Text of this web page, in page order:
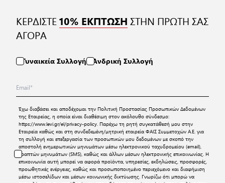
ΚΕΡΔΙΣΤΕ10% ΕΚΠΤΩΣΗ ΣΤΗΝ ΠΡΩΤΗ ΣΑΣ
ΑΓΟΡΑ
Γυναικεία Συλλογή Ανδρική Συλλογή
Έχω διαβάσει και αποδέχομαι την Πολιτική Προστασίας Προσωπικών Δεδομένων
της Εταιρείας, η οποία είναι διαθέσιμη στον ακόλουθο σύνδεσμο:
https://www.levi.gr/el/privacy-policy. Παρέχω τη ρητή συγκατάθεσή μου στην
Εταιρεία καθώς και στη συνδεδεμένη/μητρική εταιρεία ΦΑΙΣ Συμμετοχών Α.Ε. για
τη συλλογή και επεξεργασία των προσωπικών μου δεδομένων με σκοπό την
αποστολή ενημερωτικών μηνυμάτων μέσω ηλεκτρονικού ταχυδρομείου (email),
γραπτών μηνυμάτων (SMS), καθώς και άλλων μέσων ηλεκτρονικής επικοινωνίας. Η
επικοινωνία αυτή μπορεί να αφορά προϊόντα, υπηρεσίες, εκδηλώσεις, προσφορές,
προωθητικές ενέργειες, καθώς και προσωποποιημένο περιεχόμενο και διαφήμιση
μέσω ιστοσελίδων και μέσων κοινωνικής δικτύωσης. Γνωρίζω ότι μπορώ να